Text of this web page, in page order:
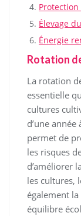
Élevage
Énergie
Rotation
La rotation
essentielle
cultures
d’une année
permet de
les risques
d’améliorer
les cultures,
également
équilibre